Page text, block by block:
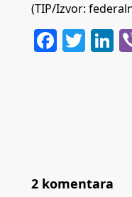
(TIP/Izvor:
2 komentara